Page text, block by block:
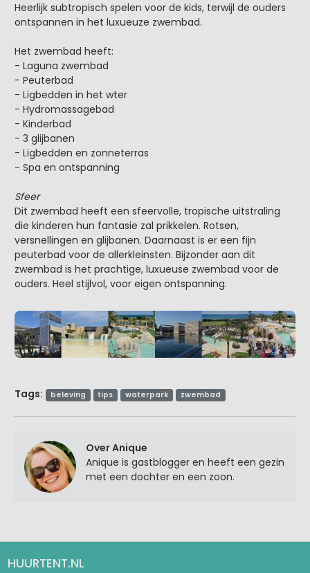
Heerlijk subtropisch spelen voor de kids, terwijl de ouders
ontspannen in het luxueuze zwembad.
Het zwembad heeft:
- Laguna zwembad
- Peuterbad
- Ligbedden in het wter
- Hydromassagebad
- Kinderbad
- 3 glijbanen
- Ligbedden en zonneterras
- Spa en ontspanning
Sfeer
Dit zwembad heeft een sfeervolle, tropische uitstraling
die kinderen hun fantasie zal prikkelen. Rotsen,
versnellingen en glijbanen. Daarnaast is er een fijn
peuterbad voor de allerkleinsten. Bijzonder aan dit
zwembad is het prachtige, luxueuse zwembad voor de
ouders. Heel stijlvol, voor eigen ontspanning.
Tags: beleving tips waterpark zwembad
Over Anique
Anique is gastblogger en heeft een gezin
met een dochter en een zoon.
HUURTENT.NL